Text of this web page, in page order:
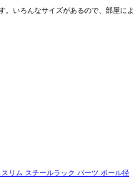
。いろんなサイズがあるので、部屋によ
リム スチールラック パーツ ポール径